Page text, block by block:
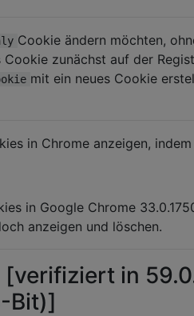
Cookie ändern möchten,
Cookie zunächst auf der
mit ein neues Cookie
in Chrome anzeigen,
in Google Chrome
anzeigen und löschen.
in
Bit)]